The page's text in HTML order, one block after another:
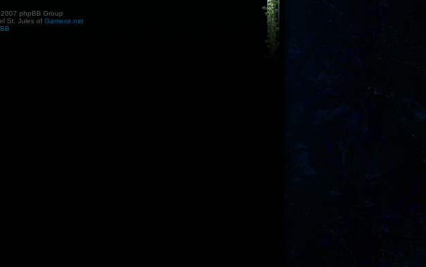
phpBB Group
St. Jules of Gamexe.net